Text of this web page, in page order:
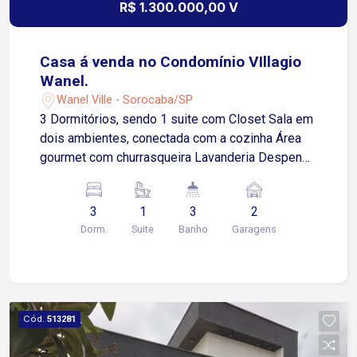
R$ 1.300.000,00 V
Casa á venda no Condomínio VIllagio
Wanel.
Wanel Ville - Sorocaba/SP
3 Dormitórios, sendo 1 suite com Closet Sala em
dois ambientes, conectada com a cozinha Área
gourmet com churrasqueira Lavanderia Despensa
3
Dorm.
1
Suite
3
Banho
2
Garagens
Cód. 513281